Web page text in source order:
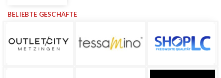
BELIEBTE GESCHÄFTE